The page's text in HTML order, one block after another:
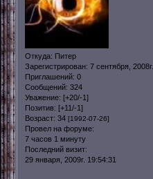
Откуда: Питер
Зарегистрирован: 7 сентября, 2008г.
Приглашений: 0
Сообщений: 324
Уважение: [+20/-1]
Позитив: [+11/-1]
Возраст: 34 [1992-07-26]
Провел на форуме:
7 часов 1 минуту
Последний визит:
29 января, 2009г. 19:54:31